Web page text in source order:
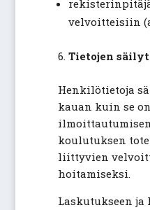
velvoitteisiin
Tietojen
Henkilötietoja
kauan kuin se
koulutuksen
liittyvien
hoitamiseksi.
Laskutukseen